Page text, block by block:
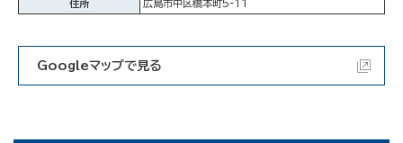
住所 広島市中区橋本町5-11
Googleマップで見る